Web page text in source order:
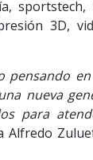
sportstech,
3D,
en
nueva
para
Alfredo